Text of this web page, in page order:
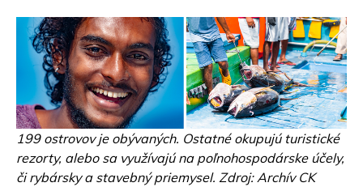
199 ostrovov je obývaných. Ostatné okupujú turistické
rezorty, alebo sa využívajú na poľnohospodárske účely,
či rybársky a stavebný priemysel. Zdroj: Archív CK